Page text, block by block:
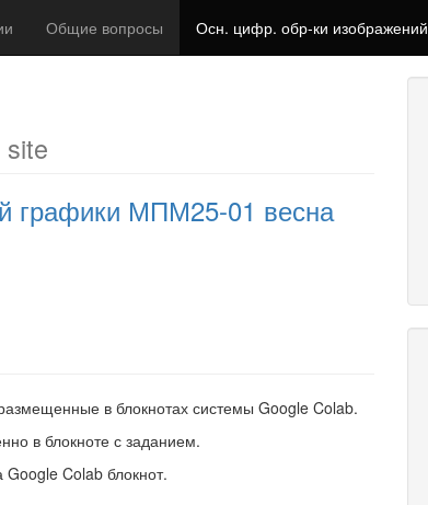
Общие вопросы Осн. цифр. обр-ки изображений
site
графики МПМ25-01 весна
в блокнотах системы Google Colab.
в блокноте с заданием.
Colab блокнот.